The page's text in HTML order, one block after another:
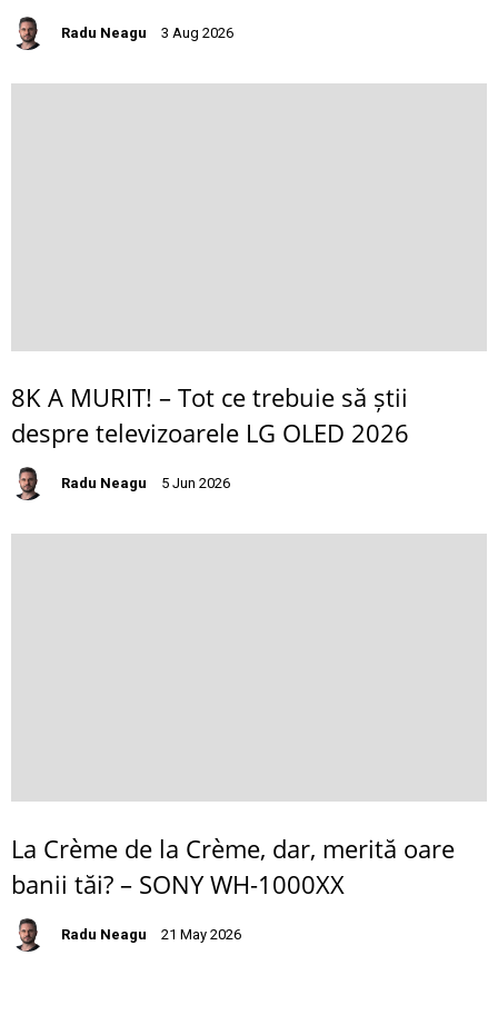
Radu Neagu 3 Aug 2026
8K A MURIT! – Tot ce trebuie să știi
despre televizoarele LG OLED 2026
Radu Neagu 5 Jun 2026
La Crème de la Crème, dar, merită oare
banii tăi? – SONY WH-1000XX
Radu Neagu 21 May 2026